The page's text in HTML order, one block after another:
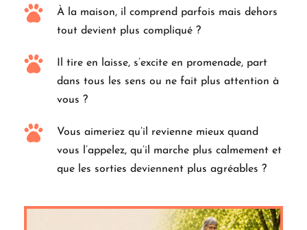
À la maison, il comprend parfois mais dehors
tout devient plus compliqué ?
Il tire en laisse, s’excite en promenade, part
dans tous les sens ou ne fait plus attention à
vous ?
Vous aimeriez qu’il revienne mieux quand
vous l’appelez, qu’il marche plus calmement et
que les sorties deviennent plus agréables ?